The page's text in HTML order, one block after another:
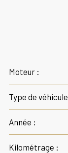
Moteur :
Type de
Année :
Kilométrage :